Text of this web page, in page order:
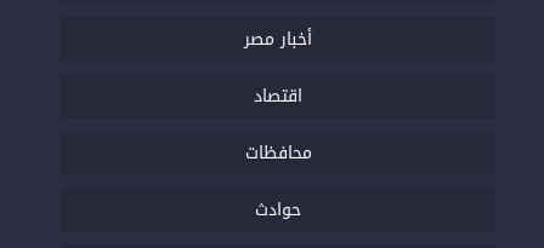
أخبار مصر
اقتصاد
محافظات
حوادث